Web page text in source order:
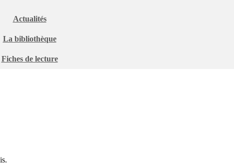
Actualités
La bibliothèque
Fiches de lecture